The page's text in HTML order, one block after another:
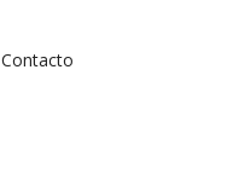
Contacto